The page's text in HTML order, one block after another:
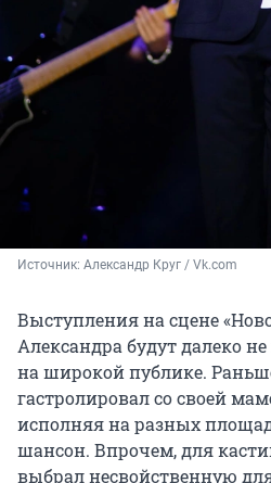
Источник: Александр Круг / Vk.com
Выступления на сцене
Александра будут далеко
на широкой публике.
гастролировал со своей
исполняя на разных
шансон. Впрочем, для
выбрал несвойственную